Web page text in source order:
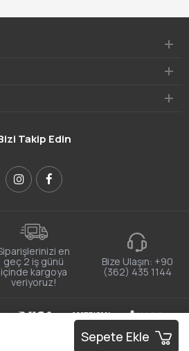
Onaylıyorum
için tarayıcı çerezleriniSepete Ekle
Takip Edin
en
geç 2 iş günü
içinde kargoya
veriyoruz!
Bize Ulaşın: +90
(362) 435 1144
sitebizden